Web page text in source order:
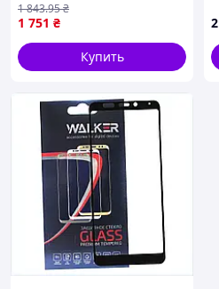
1 751 ₴
1 843.95₴
Купить